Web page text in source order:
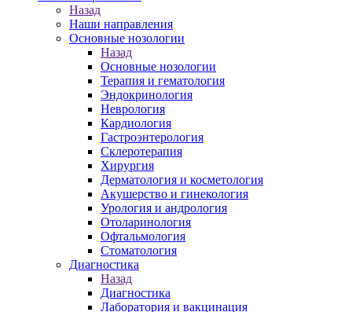
Назад
Наши направления
Основные нозологии
Назад
Основные нозологии
Терапия и гематология
Эндокринология
Неврология
Кардиология
Гастроэнтерология
Склеротерапия
Хирургия
Дерматология и косметология
Акушерство и гинекология
Урология и андрология
Отоларинология
Офтальмология
Стоматология
Диагностика
Назад
Диагностика
Лаборатория и вакцинация